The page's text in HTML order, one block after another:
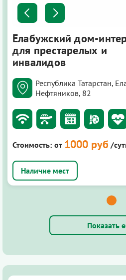
Елабужский дом-
для престарелых и
инвалидов
Республика Татарстан,
Нефтяников, 82
Стоимость: от 1000 руб /
Показать